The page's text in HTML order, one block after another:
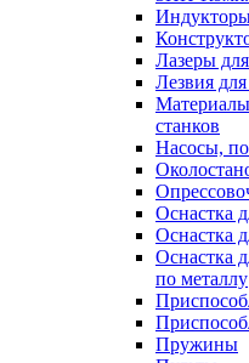
Лазеры
Лезвия
станков
Насосы,
Оснастка
Оснастка
Оснастка
по металлу
Пружины